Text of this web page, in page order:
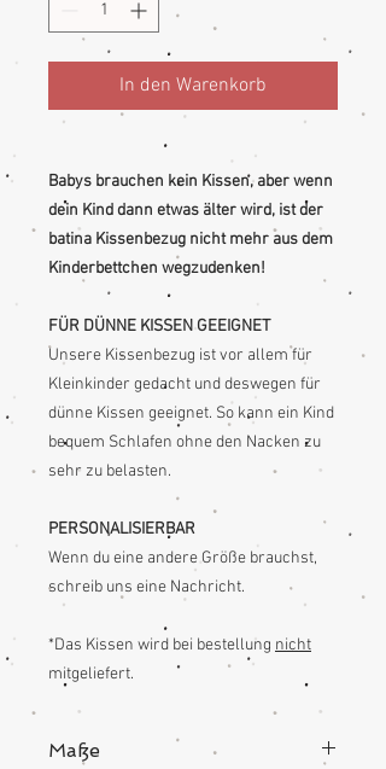
In den Warenkorb
Babys brauchen kein Kissen, aber wenn
dein Kind dann etwas älter wird, ist der
batina Kissenbezug nicht mehr aus dem
Kinderbettchen wegzudenken!
FÜR DÜNNE KISSEN GEEIGNET
Unsere Kissenbezug ist vor allem für
Kleinkinder gedacht und deswegen für
dünne Kissen geeignet. So kann ein Kind
bequem Schlafen ohne den Nacken zu
sehr zu belasten.
PERSONALISIERBAR
Wenn du eine andere Größe brauchst,
schreib uns eine Nachricht.
*Das Kissen wird bei bestellung nicht
mitgeliefert.
Maße